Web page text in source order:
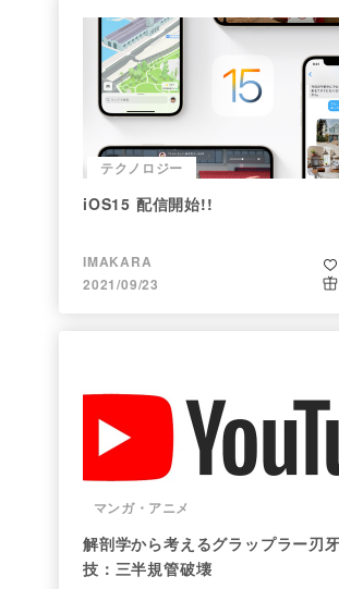
テクノロジー
iOS15 配信開始!!
IMAKARA
2021/09/23
マンガ・アニメ
解剖学から考えるグラップラー刃
技：三半規管破壊